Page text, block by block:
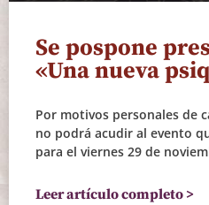
Se pospone
«Una nueva
Por motivos personales de
no podrá acudir al evento
para el viernes 29 de
Leer artículo completo >